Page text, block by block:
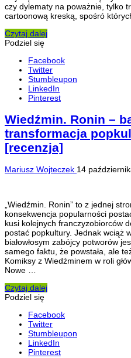
czy dylematy na poważnie, tylko
cartoonową kreską, spośró
Czytaj dalej
Podziel się
Facebook
Twitter
Stumbleupon
LinkedIn
Pinterest
Wiedźmin. Ronin –
transformacja
[recenzja]
Mariusz Wojteczek 14
„Wiedźmin. Ronin” to z jednej
konsekwencja popularności
kusi kolejnych franczyzobiorców
postać popkultury. Jednak wciąż
białowłosym zabójcy potworów
samego faktu, że powstała, ale
Komiksy z Wiedźminem w roli
Nowe …
Czytaj dalej
Podziel się
Facebook
Twitter
Stumbleupon
LinkedIn
Pinterest